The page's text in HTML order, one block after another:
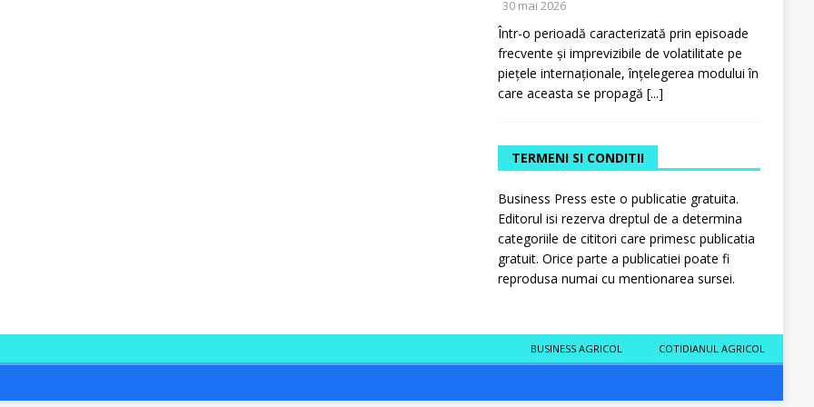
30 mai 2026
Într-o perioadă caracterizată prin episoade
frecvente și imprevizibile de volatilitate pe
piețele internaționale, înțelegerea modului în
care aceasta se propagă [...]
TERMENI SI CONDITII
Business Press este o publicatie gratuita.
Editorul isi rezerva dreptul de a determina
categoriile de cititori care primesc publicatia
gratuit. Orice parte a publicatiei poate fi
reprodusa numai cu mentionarea sursei.
BUSINESS AGRICOL COTIDIANUL AGRICOL